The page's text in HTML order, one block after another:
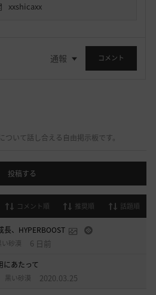
xxshicaxx
通報 コメント
いて話し合える自由掲示板です。
投稿する
コメント順 推奨順 話題順
、HYPERBOOST
い砂漠 6 日前
にあたって
黒い砂漠 2020.03.25